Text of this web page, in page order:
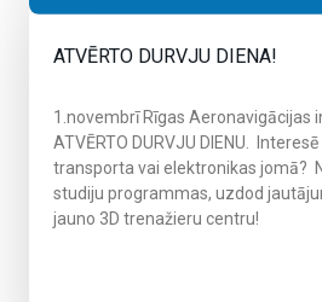
ATVĒRTO DURVJU DIENA!
1.novembrī Rīgas Aeronavigācijas
ATVĒRTO DURVJU DIENU.
transporta vai elektronikas jomā?
studiju programmas, uzdod
jauno 3D trenažieru centru!